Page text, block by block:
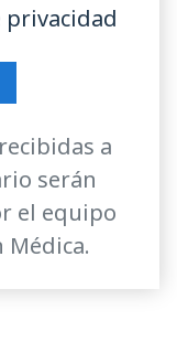
a
serán
el equipo
Médica.